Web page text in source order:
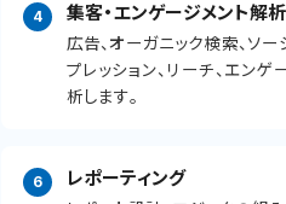
集客・エンゲージメント解析
広告、オーガニック検索、ソ
プレッション、リーチ、エン
析します。
レポーティング